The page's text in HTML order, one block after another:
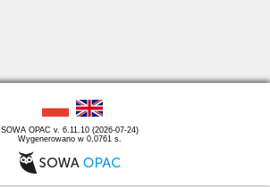
SOWA OPAC v. 6.11.10 (2026-07-24)
Wygenerowano w 0,0761 s.